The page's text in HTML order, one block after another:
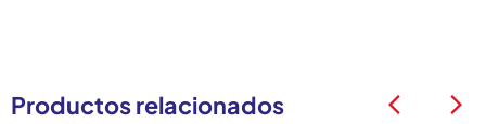
Productos relacionados arrow_back_ios arrow_back_ios